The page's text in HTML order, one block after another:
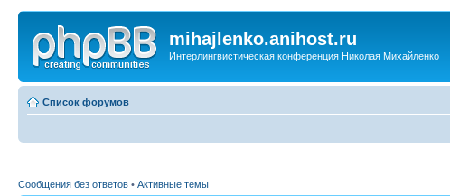
mihajlenko.anihost.ru
Интерлингвистическая конференция Николая Михайленко
Список форумов
Сообщения без ответов • Активные темы